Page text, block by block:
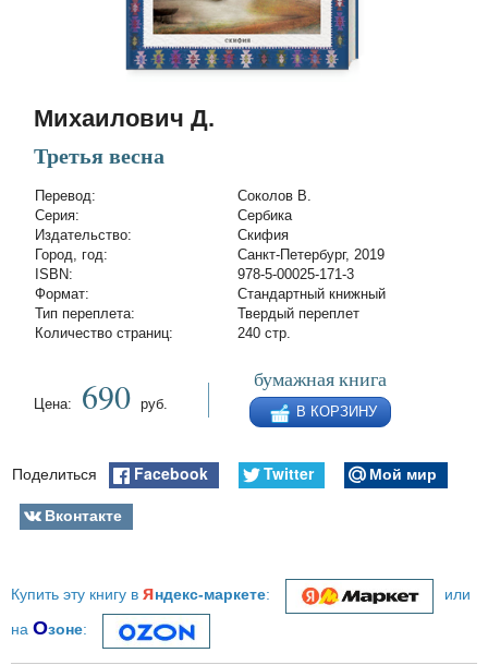
Михаилович Д.
Третья весна
Перевод:
Соколов В.
Cерия:
Сербика
Издательство:
Скифия
Город, год:
Санкт-Петербург, 2019
ISBN:
978-5-00025-171-3
Формат:
Стандартный книжный
Тип переплета:
Твердый переплет
Количество страниц:
240 стр.
Цена: 690 руб.
бумажная книга
В КОРЗИНУ
Поделиться Facebook Twitter
Мой мир
Вконтакте
Купить эту книгу в яндекс-маркете: или
на Озоне: